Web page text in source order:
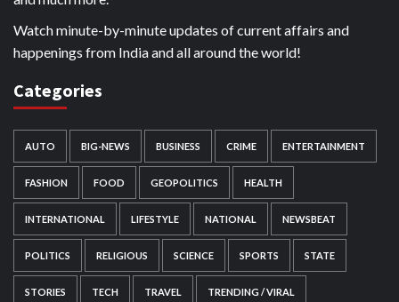
Watch minute-by-minute updates of current affairs and
happenings from India and all around the world!
Categories
AUTO BIG-NEWS BUSINESS CRIME ENTERTAINMENT
FASHION FOOD GEOPOLITICS HEALTH
INTERNATIONAL LIFESTYLE NATIONAL NEWSBEAT
POLITICS RELIGIOUS SCIENCE SPORTS STATE
STORIES TECH TRAVEL TRENDING / VIRAL